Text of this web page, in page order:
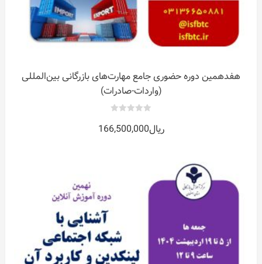
هفدهمین دوره حضوری جامع مهارت‌های بازرگانی بین‌المللی
(واردات-صادرات)
out
ofریال166,500,000